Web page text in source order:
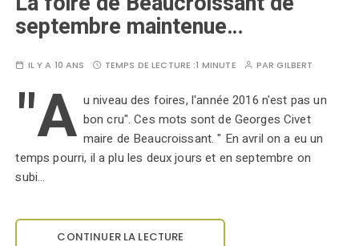
septembre maintenue…
IL Y A 10 ANS TEMPS DE LECTURE :1 MINUTE PARGILBERT
"A u niveau des foires, l'année 2016 n'est pas un
bon cru". Ces mots sont de Georges Civet
maire de Beaucroissant. " En avril on a eu un
temps pourri, il a plu les deux jours et en septembre on
subi…
CONTINUER LA LECTURE